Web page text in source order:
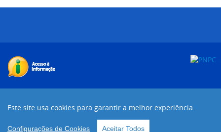
Este site usa cookies para garantir a melhor experiência.
Configurações de Cookies Aceitar Todos
Desenvolvido com o CMS de código aberto Joomla!